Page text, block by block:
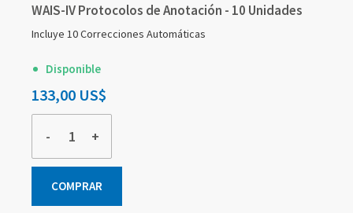
WAIS-IV Protocolos de Anotación - 10 Unidades
Incluye 10 Correcciones Automáticas
Disponible
133,00 US$
- +
COMPRAR